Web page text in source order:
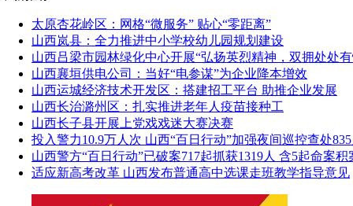
太原杏花岭区：网格“微服务” 贴心“零距离”
山西岚县：全力推进中小学校幼儿园规划建设
山西吕梁市园林绿化中心开展“弘扬英烈精神，双拥处处
山西襄垣供电公司：当好“电参谋”为企业降本增效
山西运城经济技术开发区：搭建招工平台 助推企业发展
山西长治潞州区：扎实推进老年人疫苗接种工
山西长子县开展上党戏戏迷大赛决赛
投入警力10.9万人次 山西“百日行动”加强夜间巡控查处
山西警方“百日行动”已破案717起抓获1319人 含5起命案积
适应新高考改革 山西发布普通高中选课走班教学指导意见